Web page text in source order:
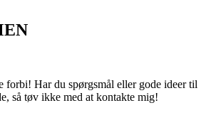
forbi! Har du spørgsmål eller gode ideer til
så tøv ikke med at kontakte mig!